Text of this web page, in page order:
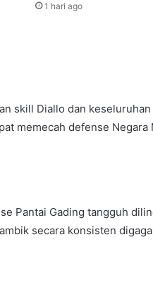
1 hari ago
skill Diallo dan
memecah defense Negara
Pantai Gading tangguh
secara konsisten